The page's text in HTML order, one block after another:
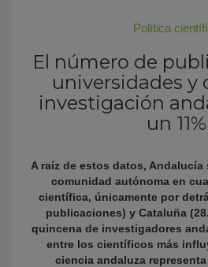
Política
El número de
universidades y
investigación
un 11%
A raíz de estos datos,
comunidad autónoma en
científica, únicamente por
publicaciones) y Cataluña
quincena de investigadores
entre los científicos más
ciencia andaluza representa